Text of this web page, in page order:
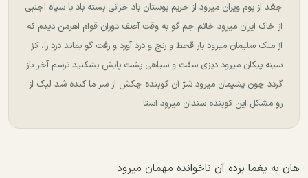
ﺟﻐﺪ ﺍﺯ ﺑﻮﻡ ﻭﯾﺮﺍﻥ ﻣﯿﺮﻭﺩ ﺍﺯ ﺣﺮﯾﻢ ﺑﻮﺳﺘﺎﻥ ﺑﺎﺩ ﺧﺰﺍﻧﯽ ﺑﺴﺘﻪ ﺑﺎﺩ ﺑﺎ ﺳﭙﺎﻩ ﺍﺟﻨﺒﯽ
ﺍﺯ ﺧﺎﮎ ﺍﯾﺮﺍﻥ ﻣﯿﺮﻭﺩ ﺧﺎﺗﻢ ﺟﻢ ﮔﻮ ﺑﻪ ﻭﻗﺖ ﺁﺻﻒ ﺩﻭﺭﺍﻥ ﻗﻮﺍﻡ ﺍﻫﺮﻣﻦ ﺩﯾﺪﻡ ﮐﻪ
ﺍﺯ ﻣﻠﮏ ﺳﻠﯿﻤﺎﻥ ﻣﯿﺮﻭﺩ ﺑﺎﺭ ﻗﺤﻂ ﻭ ﺭﻧﺞ ﻭ ﺩﺭﺩ ﺁﻭﺭﺩ ﻭ ﺭﻓﺖ ﮔﻮ ﺑﻤﺎﻧﺪ ﺩﺭﺩ ﺭﺍ، ﮐﺰ
ﺳﯿﻨﻪ ﭘﯿﮑﺎﻥ ﻣﯿﺮﻭﺩ ﺩﯾﺰﯼ ﺳﻔﺖ ﻭ ﺳﯿﺎﻫﯽ ﭘﺸﺖ ﭘﺎﯾﺶ ﺑﺸﮑﻨﯿﺪ ﺗﺮﺳﻢ ﺁﺧﺮ ﺑﺎﺯ
ﮔﺮﺩﺩ ﭼﻮﻥ ﭘﺸﯿﻤﺎﻥ ﻣﯿﺮﻭﺩ ﺷﺮّ ﺁﻥ ﮐﻮﺑﻨﺪﻩ ﭼﮑﺶ ﺍﺯ ﺳﺮ ﻣﺎ ﮐﻨﺪﻩ ﺷﺪ ﻟﯿﮏ ﺍﺯ
ﺭﻭ ﻣﺸﮑﻞ ﺍﯾﻦ ﮐﻮﺑﻨﺪﻩ ﺳﻨﺪﺍﻥ ﻣﯿﺮﻭﺩ استا
ﻫﺎﻥ ﺑﻪ ﯾﻐﻤﺎ ﺑﺮﺩﻩ ﺁﻥ ﻧﺎﺧﻮﺍﻧﺪﻩ ﻣﻬﻤﺎﻥ ﻣﯿﺮﻭﺩ